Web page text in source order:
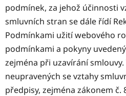
podmínek, za jehož účinnosti
smluvních stran se dále řídí
Podmínkami užití webového
podmínkami a pokyny
zejména při uzavírání
neupravených se vztahy
předpisy, zejména zákonem č.